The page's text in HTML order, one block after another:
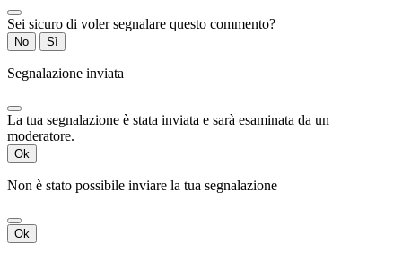
Sei sicuro di voler segnalare questo commento?
No Sì
Segnalazione inviata
La tua segnalazione è stata inviata e sarà esaminata da un
moderatore.
Ok
Non è stato possibile inviare la tua segnalazione
Ok